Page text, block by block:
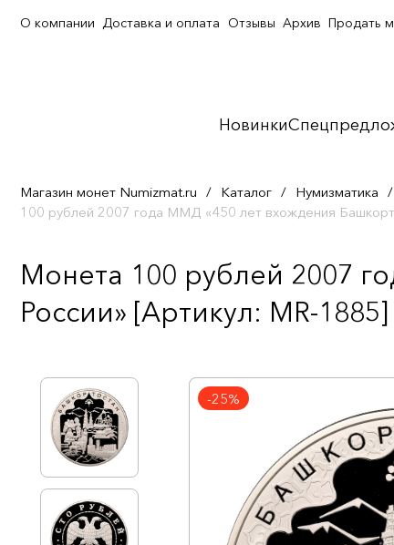
Новинки
О компании Доставка и оплата Отзывы Архив Продать
Магазин монет Numizmat.ru / Каталог / Нумизматика /
100 рублей 2007 года ММД «450 лет вхождения
Монета 100 рублей 2007
России» [Артикул: MR-1885]
-25%